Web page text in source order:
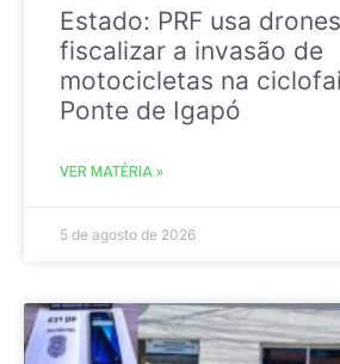
Estado: PRF usa
fiscalizar a invasão de
motocicletas na
Ponte de Igapó
VER MATÉRIA »
5 de agosto de 2026